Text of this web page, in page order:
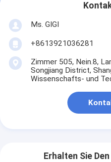
Ms. GIGI
+8613921036281
Zimmer 505, Nein.8,
Songjiang District,
Wissenschafts- und
Erhalten Sie